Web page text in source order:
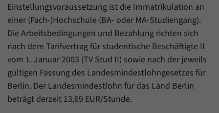
Einstellungsvoraussetzung ist die Immatrikulation an
einer (Fach-)Hochschule (BA- oder MA-Studiengang).
Die Arbeitsbedingungen und Bezahlung richten sich
nach dem Tarifvertrag für studentische Beschäftigte II
vom 1. Januar 2003 (TV Stud II) sowie nach der jeweils
gültigen Fassung des Landesmindestlohngesetzes für
Berlin. Der Landesmindestlohn für das Land Berlin
beträgt derzeit 13,69 EUR/Stunde.